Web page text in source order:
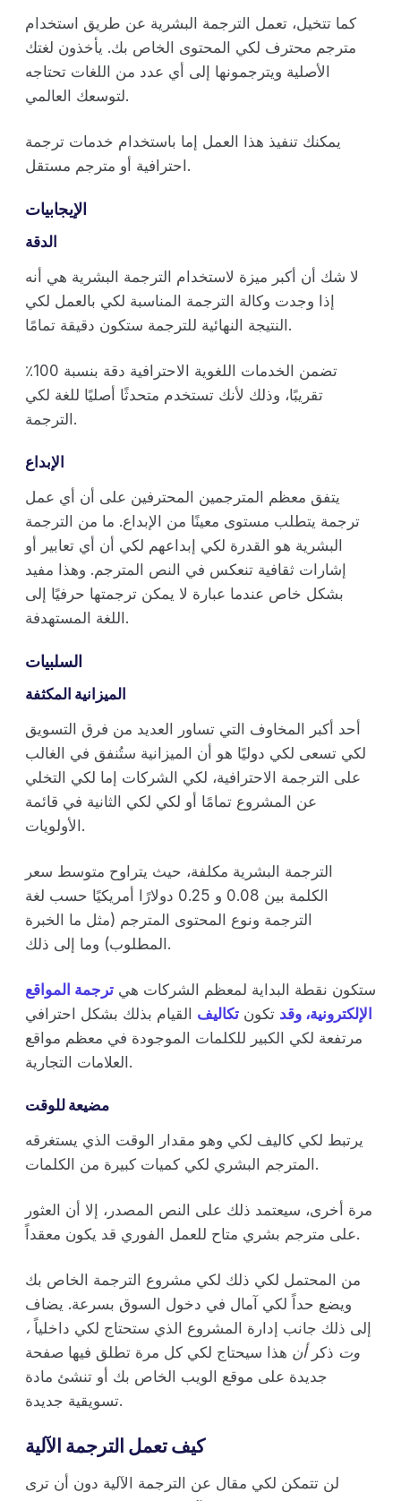
كما تتخيل، تعمل الترجمة البشرية عن طريق استخدام
مترجم محترف لكي المحتوى الخاص بك. يأخذون لغتك
الأصلية ويترجمونها إلى أي عدد من اللغات تحتاجه
لتوسعك العالمي.
يمكنك تنفيذ هذا العمل إما باستخدام خدمات ترجمة
احترافية أو مترجم مستقل.
الدقة
لا شك أن أكبر ميزة لاستخدام الترجمة البشرية هي أنه
إذا وجدت وكالة الترجمة المناسبة لكي بالعمل لكي
النتيجة النهائية للترجمة ستكون دقيقة تمامًا.
تضمن الخدمات اللغوية الاحترافية دقة بنسبة 100٪
تقريبًا، وذلك لأنك تستخدم متحدثًا أصليًا للغة لكي
الترجمة.
يتفق معظم المترجمين المحترفين على أن أي عمل
ترجمة يتطلب مستوى معينًا من الإبداع. ما من الترجمة
البشرية هو القدرة لكي إبداعهم لكي أن أي تعابير أو
إشارات ثقافية تنعكس في النص المترجم. وهذا مفيد
بشكل خاص عندما عبارة لا يمكن ترجمتها حرفيًا إلى
اللغة المستهدفة.
السلبيات
أحد أكبر المخاوف التي تساور العديد من فرق التسويق
لكي تسعى لكي دوليًا هو أن الميزانية ستُنفق في الغالب
على الترجمة الاحترافية، لكي الشركات إما لكي التخلي
عن المشروع تمامًا أو لكي لكي الثانية في قائمة
الأولويات.
الترجمة البشرية مكلفة، حيث يتراوح متوسط سعر
الكلمة بين 0.08 و 0.25 دولارًا أمريكيًا حسب لغة
الترجمة ونوع المحتوى المترجم (مثل ما الخبرة
المطلوب) وما إلى ذلك.
ستكون نقطة البداية لمعظم الشركات هي ترجمة المواقع
الإلكترونية، وقد تكون تكاليف القيام بذلك بشكل احترافي
مرتفعة لكي الكبير للكلمات الموجودة في معظم مواقع
العلامات التجارية.
يرتبط لكي كاليف لكي وهو مقدار الوقت الذي يستغرقه
المترجم البشري لكي كميات كبيرة من الكلمات.
مرة أخرى، سيعتمد ذلك على النص المصدر، إلا أن العثور
على مترجم بشري متاح للعمل الفوري قد يكون معقداً.
من المحتمل لكي ذلك لكي مشروع الترجمة الخاص بك
ويضع حداً لكي آمال في دخول السوق بسرعة. يضاف
إلى ذلك جانب إدارة المشروع الذي ستحتاج لكي داخلياً ،
وت ذكرأن هذا سيحتاج لكي كل مرة تطلق فيها صفحة
جديدة على موقع الويب الخاص بك أو تنشئ مادة
تسويقية جديدة.
كيف تعمل الترجمة الآلية
لن تتمكن لكي مقال عن الترجمة الآلية دون أن ترى